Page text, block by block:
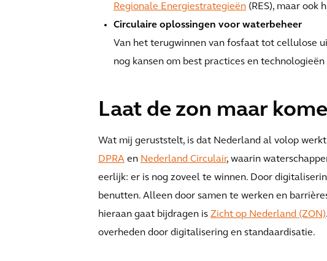
Regionale Energiestrategieën (RES), maar ook
Circulaire oplossingen voor waterbeheer
Van het terugwinnen van fosfaat tot cellulose
nog kansen om best practices en
Laat de zon maar
Wat mij geruststelt, is dat Nederland al volop
DPRA en Nederland Circulair, waarin
eerlijk: er is nog zoveel te winnen. Door
benutten. Alleen door samen te werken en
hieraan gaat bijdragen is Zicht op Nederland (ZON)
overheden door digitalisering en standaardisatie.